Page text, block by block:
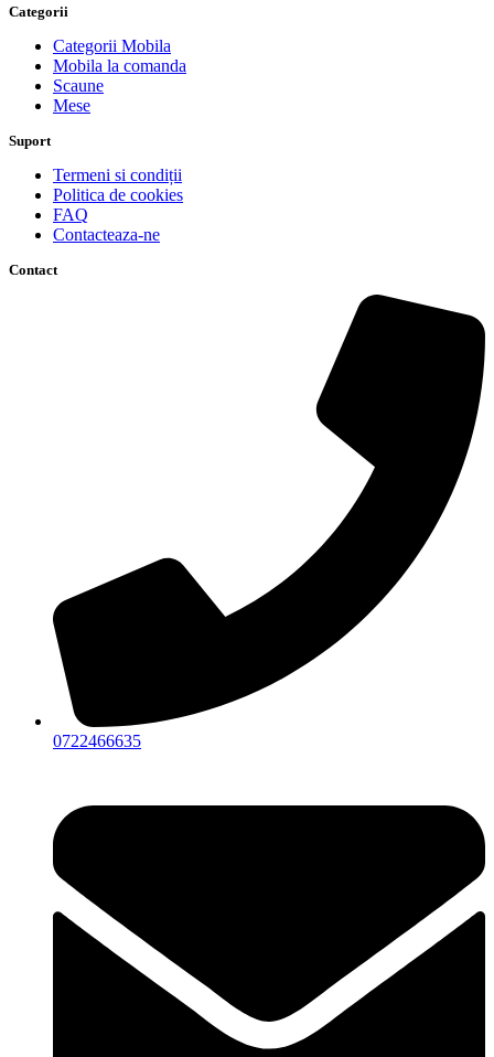
Categorii
Categorii Mobila
Mobila la comanda
Scaune
Mese
Suport
Termeni si condiții
Politica de cookies
FAQ
Contacteaza-ne
Contact
0722466635